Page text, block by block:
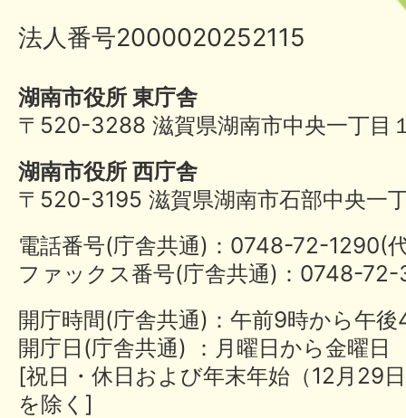
法人番号2000020252115
湖南市役所 東庁舎
〒520-3288 滋賀県湖南市中央一丁目
湖南市役所 西庁舎
〒520-3195 滋賀県湖南市石部中央一
電話番号(庁舎共通)：0748-72-
ファックス番号(庁舎共通)：0748-
開庁時間(庁舎共通)：午前9時から午
開庁日(庁舎共通) ：月曜日から金曜日
[祝日・休日および年末年始（12月29
を除く]